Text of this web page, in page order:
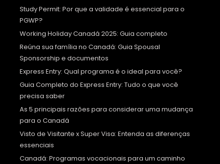
Study Permit: Por que a validade é essencial para o
PGWP?
Working Holiday Canadá 2025: Guia completo
Reúna sua família no Canadá: Guia Spousal
Sponsorship e documentos
Express Entry: Qual programa é o ideal para você?
Guia Completo do Express Entry: Tudo o que você
precisa saber
As 5 principais razões para considerar uma mudança
para o Canadá
Visto de Visitante x Super Visa: Entenda as diferenças
essenciais
Canadá: Programas vocacionais para um caminho